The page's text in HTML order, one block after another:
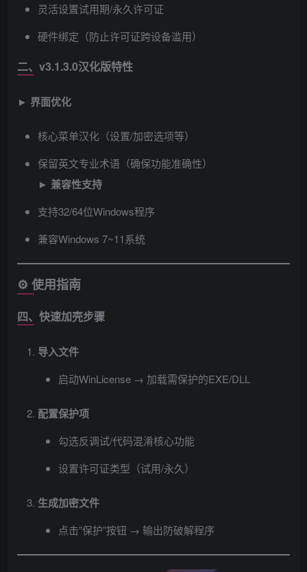
灵活设置试用期/永久许可证
硬件绑定（防止许可证跨设备滥用）
二、v3.1.3.0汉化版特性
► ​ 界面优化
核心菜单汉化（设置/加密选项等）
保留英文专业术语（确保功能准确性）
► ​ 兼容性支持
支持32/64位Windows程序
兼容Windows 7~11系统
⚙️ 使用指南
四、快速加壳步骤
导入文件
启动WinLicense → 加载需保护的EXE/DLL
配置保护项
勾选反调试/代码混淆核心功能
设置许可证类型（试用/永久）
生成加密文件
点击”保护”按钮 → 输出防破解程序